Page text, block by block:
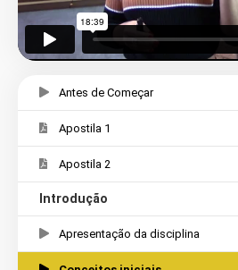
Antes de Começar
Apostila 1
Apostila 2
Introdução
Apresentação da disciplina